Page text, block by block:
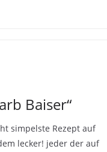
Baiser“
simpelste Rezept auf
lecker! jeder der auf